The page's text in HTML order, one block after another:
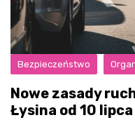
Bezpieczeństwo
Nowe zasady
Łysina od 10 lipca